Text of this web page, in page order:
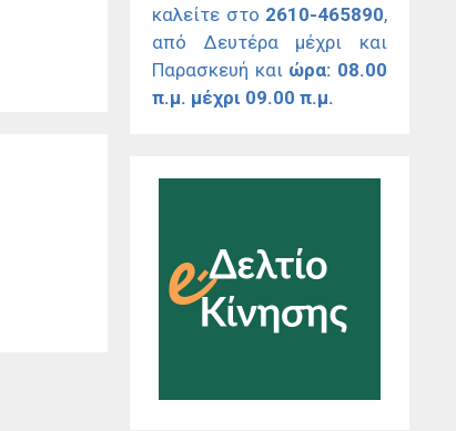
καλείτε στο 2610-465890,
από Δευτέρα μέχρι και
Παρασκευή και ώρα: 08.00
π.μ. μέχρι 09.00 π.μ.